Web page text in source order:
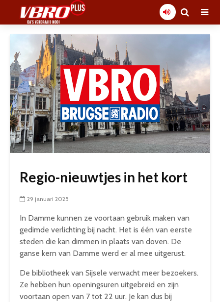
Regio-nieuwtjes in het kort
29 januari 2025
In Damme kunnen ze voortaan gebruik maken van
gedimde verlichting bij nacht. Het is één van eerste
steden die kan dimmen in plaats van doven. De
ganse kern van Damme werd er al mee uitgerust.
De bibliotheek van Sijsele verwacht meer bezoekers.
Ze hebben hun openingsuren uitgebreid en zijn
voortaan open van 7 tot 22 uur. Je kan dus bij